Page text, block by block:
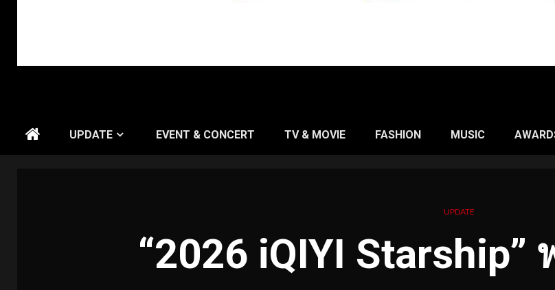
UPDATE EVENT & CONCERT TV & MOVIE FASHION MUSIC
UPDATE
“2026 iQIYI Starship”